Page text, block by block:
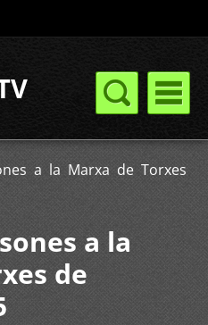
a la Marxa de Torxes
a la
de